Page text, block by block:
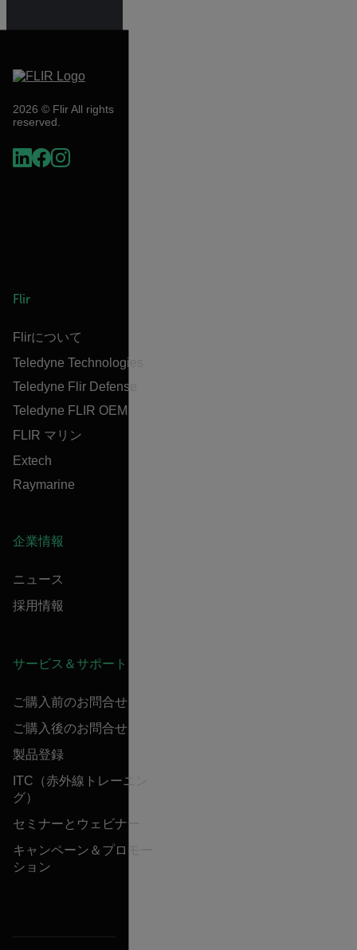
2026 © Flir All rights
reserved.
Flir
Flirについて
Teledyne Technologies
Teledyne Flir Defense
Teledyne FLIR OEM
FLIR マリン
Extech
Raymarine
企業情報
ニュース
採用情報
サービス＆サポート
ご購入前のお問合せ
ご購入後のお問合せ
製品登録
ITC（赤外線トレーニン
グ）
セミナーとウェビナー
キャンペーン＆プロモー
ション